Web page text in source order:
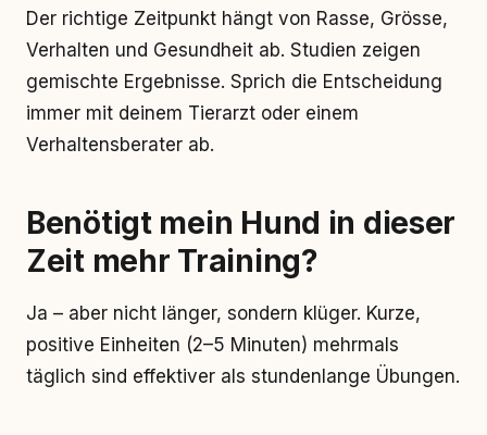
Der richtige Zeitpunkt hängt von Rasse, Grösse,
Verhalten und Gesundheit ab. Studien zeigen
gemischte Ergebnisse. Sprich die Entscheidung
immer mit deinem Tierarzt oder einem
Verhaltensberater ab.
Benötigt mein Hund in dieser
Zeit mehr Training?
Ja – aber nicht länger, sondern klüger. Kurze,
positive Einheiten (2–5 Minuten) mehrmals
täglich sind effektiver als stundenlange Übungen.